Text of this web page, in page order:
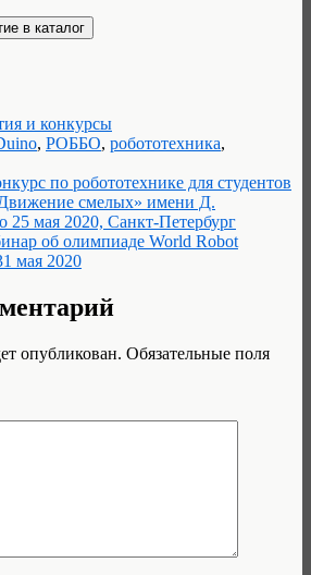
и конкурсы
, РОББО, робототехника,
по робототехнике для студентов
смелых» имени Д.
25 мая 2020, Санкт-Петербург
об олимпиаде World Robot
мая 2020
опубликован. Обязательные поля